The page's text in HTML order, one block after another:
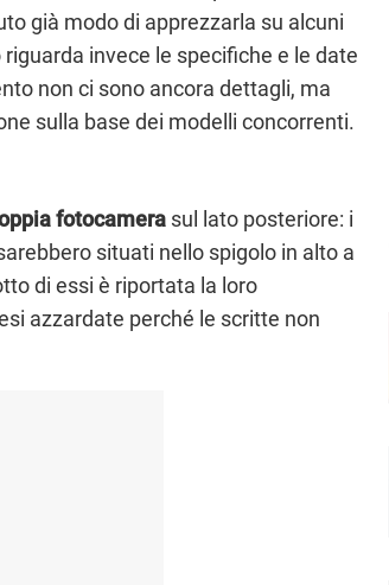
già modo di apprezzarla su alcuni
invece le specifiche e le date
non ci sono ancora dettagli, ma
sulla base dei modelli concorrenti.
fotocamera sul lato posteriore: i
situati nello spigolo in alto a
di essi è riportata la loro
azzardate perché le scritte non